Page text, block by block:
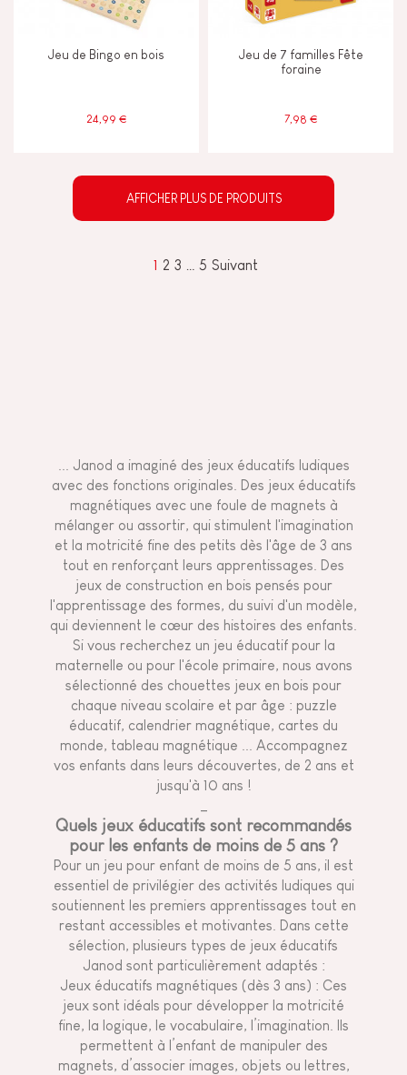
Jeu de Bingo en bois
24,99 €
Jeu de 7 familles Fête
foraine
7,98 €
AFFICHER PLUS DE PRODUITS
1 2 3 5 Suivant
... Janod a imaginé des jeux éducatifs ludiques
avec des fonctions originales. Des jeux éducatifs
magnétiques avec une foule de magnets à
mélanger ou assortir, qui stimulent l'imagination
et la motricité fine des petits dès l'âge de 3 ans
tout en renforçant leurs apprentissages. Des
jeux de construction en bois pensés pour
l'apprentissage des formes, du suivi d'un modèle,
qui deviennent le cœur des histoires des enfants.
Si vous recherchez un jeu éducatif pour la
maternelle ou pour l'école primaire, nous avons
sélectionné des chouettes jeux en bois pour
chaque niveau scolaire et par âge : puzzle
éducatif, calendrier magnétique, cartes du
monde, tableau magnétique ... Accompagnez
vos enfants dans leurs découvertes, de 2 ans et
jusqu'à 10 ans !
Quels jeux éducatifs sont recommandés
pour les enfants de moins de 5 ans ?
Pour un jeu pour enfant de moins de 5 ans, il est
essentiel de privilégier des activités ludiques qui
soutiennent les premiers apprentissages tout en
restant accessibles et motivantes. Dans cette
sélection, plusieurs types de jeux éducatifs
Janod sont particulièrement adaptés :
Jeux éducatifs magnétiques (dès 3 ans) : Ces
jeux sont idéals pour développer la motricité
fine, la logique, le vocabulaire, l’imagination. Ils
permettent à l’enfant de manipuler des
magnets, d’associer images, objets ou lettres,